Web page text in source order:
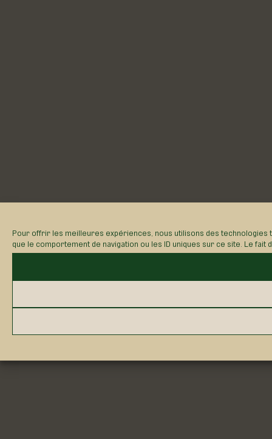
Pour offrir les meilleures expériences, nous utilisons des
que le comportement de navigation ou les ID uniques sur ce site. Le